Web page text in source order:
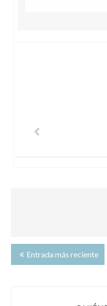
Entrada más reciente